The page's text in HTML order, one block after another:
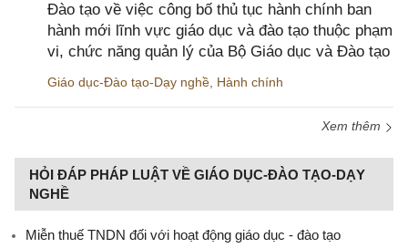
Đào tạo về việc công bố thủ tục hành chính ban
hành mới lĩnh vực giáo dục và đào tạo thuộc phạm
vi, chức năng quản lý của Bộ Giáo dục và Đào tạo
Giáo dục-Đào tạo-Dạy nghề, Hành chính
Xem thêm
HỎI ĐÁP PHÁP LUẬT VỀ GIÁO DỤC-ĐÀO TẠO-DẠY
NGHỀ
Miễn thuế TNDN đối với hoạt động giáo dục - đào tạo